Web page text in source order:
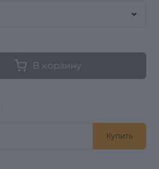
В корзину
Купить